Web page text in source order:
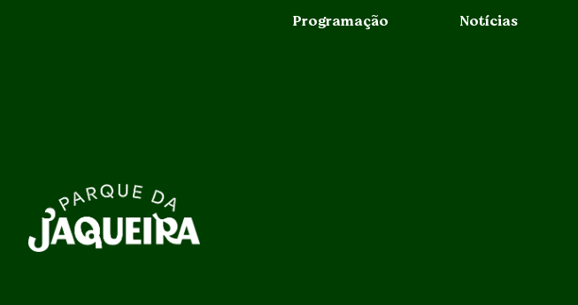
Programação Notícias